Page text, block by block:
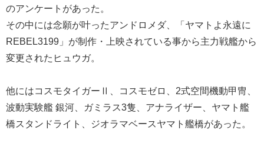
のアンケートがあった。
その中には念願が叶ったアンドロメダ、「ヤマトよ永遠に
REBEL3199」が制作・上映されている事から主力戦艦から
変更されたヒュウガ。
他にはコスモタイガーⅡ、コスモゼロ、2式空間機動甲冑、
波動実験艦 銀河、ガミラス3隻、アナライザー、ヤマト艦
橋スタンドライト、ジオラマベースヤマト艦橋があった。